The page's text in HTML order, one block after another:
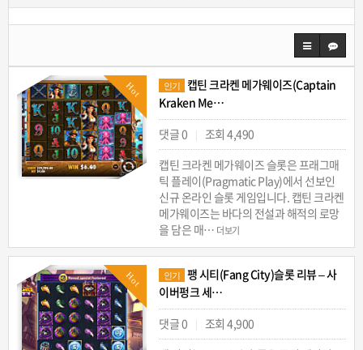
Hot 인기
캡틴 크라켄 메가웨이즈(Captain
Kraken Me…
댓글 0
| 조회 4,490
캡틴 크라켄 메가웨이즈 슬롯은 프래그매
틱 플레이(Pragmatic Play)에서 선보인
신규 온라인 슬롯 게임입니다. 캡틴 크라켄
메가웨이즈는 바다의 전설과 해적의 로망
을 담은 매… 더보기
Hot 인기
팽 시티(Fang City)슬롯 리뷰 – 사
이버펑크 세…
댓글 0
| 조회 4,900